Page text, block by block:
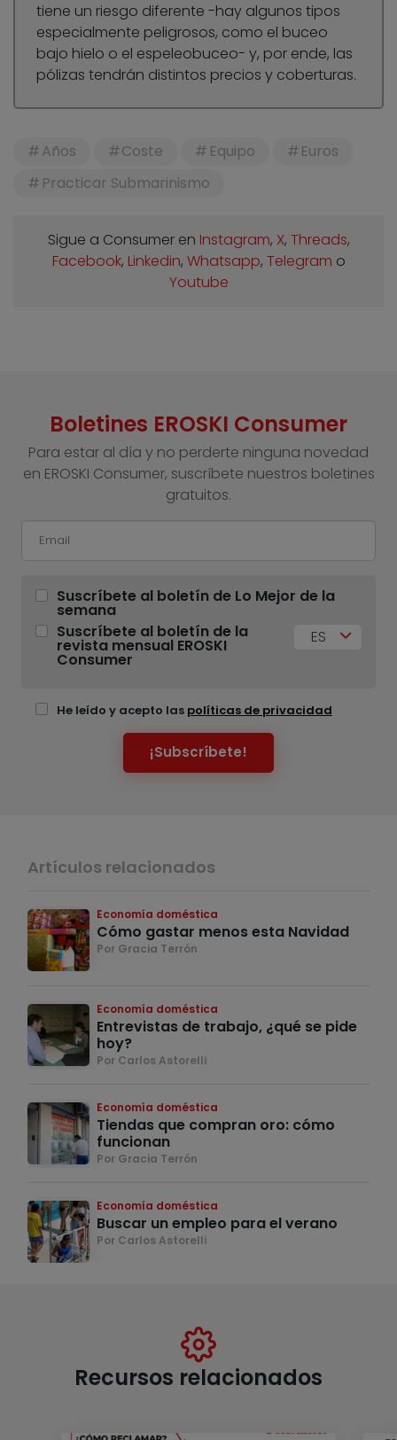
tiene un riesgo diferente -hay algunos tipos
especialmente peligrosos, como el buceo
bajo hielo o el espeleobuceo- y, por ende, las
pólizas tendrán distintos precios y coberturas.
Años Coste Equipo
Euros
Practicar Submarinismo
Sigue a Consumer en Instagram, X, Threads,
Facebook, Linkedin, Whatsapp, Telegram o
Youtube
Boletines EROSKI Consumer
Para estar al día y no perderte ninguna novedad
en EROSKI Consumer, suscríbete nuestros boletines
gratuitos.
Suscríbete al boletín de Lo Mejor de la
semana
Suscríbete al boletín de la
revista mensual EROSKI
Consumer
ES
He leído y acepto las políticas de privacidad
¡Subscríbete!
Artículos relacionados
Economía doméstica
Cómo gastar menos esta Navidad
Por Gracia Terrón
Economía doméstica
Entrevistas de trabajo, ¿qué se pide
hoy?
Por Carlos Astorelli
Economía doméstica
Tiendas que compran oro: cómo
funcionan
Por Gracia Terrón
Economía doméstica
Buscar un empleo para el verano
Por Carlos Astorelli
Recursos relacionados